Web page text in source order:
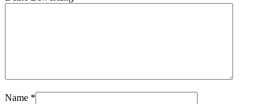
Name *